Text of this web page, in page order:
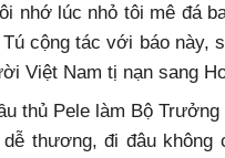
nhỏ tôi mê đá banh
Tú cộng tác với báo này,
Việt Nam tị nạn sang
làm Bộ Trưởng
dễ thương, đi đâu